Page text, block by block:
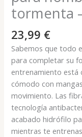
tormenta
23,99 €
Sabemos que todo
para completar su
entrenamiento está
cómodo con
movimiento. Las
tecnología
acabado hidrófilo
mientras te